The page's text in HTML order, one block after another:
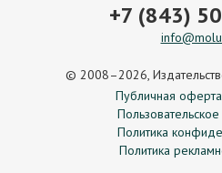
+7 (843)
© 2008–2026,
Публичная
Политика
Политика